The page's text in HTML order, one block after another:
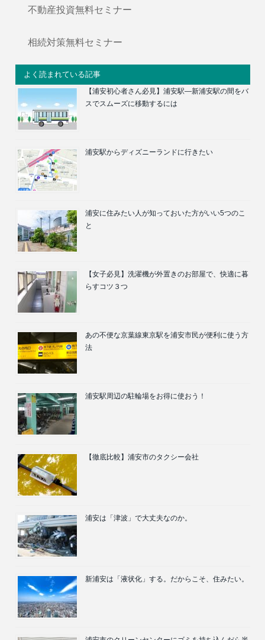
不動産投資無料セミナー
相続対策無料セミナー
よく読まれている記事
【浦安初心者さん必見】浦安駅―新浦安駅の間をバ
スでスムーズに移動するには
浦安駅からディズニーランドに行きたい
浦安に住みたい人が知っておいた方がいい5つのこ
と
【女子必見】洗濯機が外置きのお部屋で、快適に暮
らすコツ３つ
あの不便な京葉線東京駅を浦安市民が便利に使う方
法
浦安駅周辺の駐輪場をお得に使おう！
【徹底比較】浦安市のタクシー会社
浦安は「津波」で大丈夫なのか。
新浦安は「液状化」する。だからこそ、住みたい。